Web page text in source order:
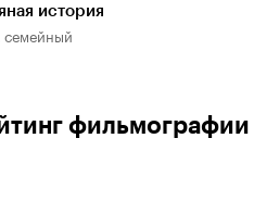
история
семейный
фильмографии